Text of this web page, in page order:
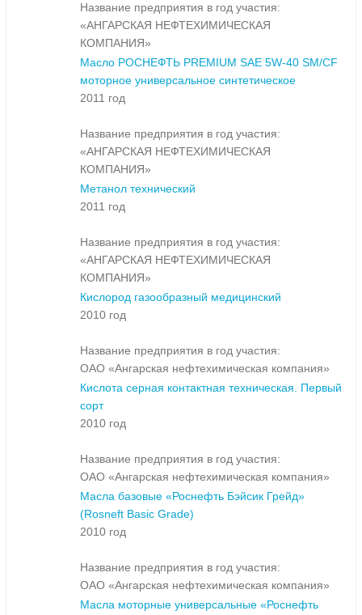
Название предприятия в год участия:
«АНГАРСКАЯ НЕФТЕХИМИЧЕСКАЯ
КОМПАНИЯ»
Масло РОСНЕФТЬ PREMIUM SAE 5W-40 SM/CF
моторное универсальное синтетическое
2011 год
Название предприятия в год участия:
«АНГАРСКАЯ НЕФТЕХИМИЧЕСКАЯ
КОМПАНИЯ»
Метанол технический
2011 год
Название предприятия в год участия:
«АНГАРСКАЯ НЕФТЕХИМИЧЕСКАЯ
КОМПАНИЯ»
Кислород газообразный медицинский
2010 год
Название предприятия в год участия:
ОАО «Ангарская нефтехимическая компания»
Кислота серная контактная техническая. Первый
сорт
2010 год
Название предприятия в год участия:
ОАО «Ангарская нефтехимическая компания»
Масла базовые «Роснефть Бэйсик Грейд»
(Rosneft Basic Grade)
2010 год
Название предприятия в год участия:
ОАО «Ангарская нефтехимическая компания»
Масла моторные универсальные «Роснефть